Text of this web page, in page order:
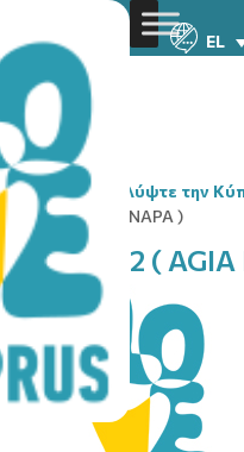
EL
Home» Ανακαλύψτε την
Νο. 2 ( AGIA NAPA )
CLUB Νο. 2 (